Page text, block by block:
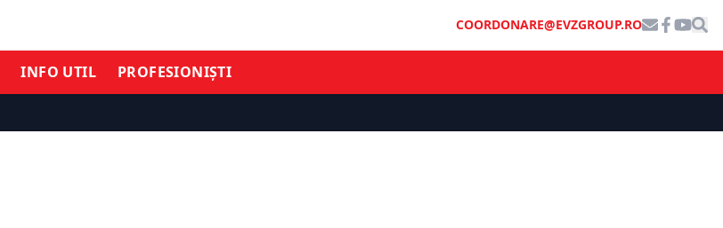
COORDONARE@EVZGROUP.RO
INFO UTIL PROFESIONIȘTI